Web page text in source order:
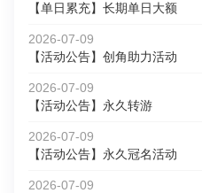
【单日累充】长期单日大额
2026-07-09
【活动公告】创角助力活动
2026-07-09
【活动公告】永久转游
2026-07-09
【活动公告】永久冠名活动
2026-07-09